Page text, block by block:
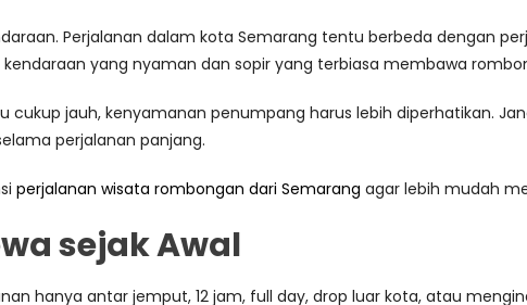
Perjalanan dalam kota Semarang tentu berbeda dengan
yang nyaman dan sopir yang terbiasa membawa
cukup jauh, kenyamanan penumpang harus lebih diperhatikan.
perjalanan panjang.
perjalanan wisata rombongan dari Semarang agar lebih mudah
sejak Awal
hanya antar jemput, 12 jam, full day, drop luar kota, atau